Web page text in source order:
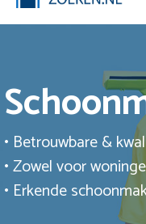
• Betrouwbare &
• Zowel voor
• Erkende